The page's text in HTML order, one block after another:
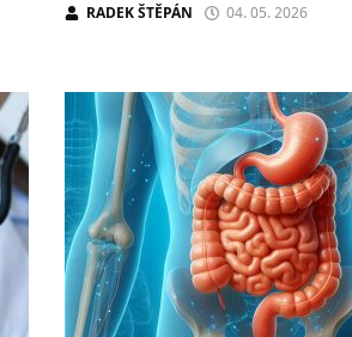
RADEK ŠTĚPÁN 04. 05. 2026